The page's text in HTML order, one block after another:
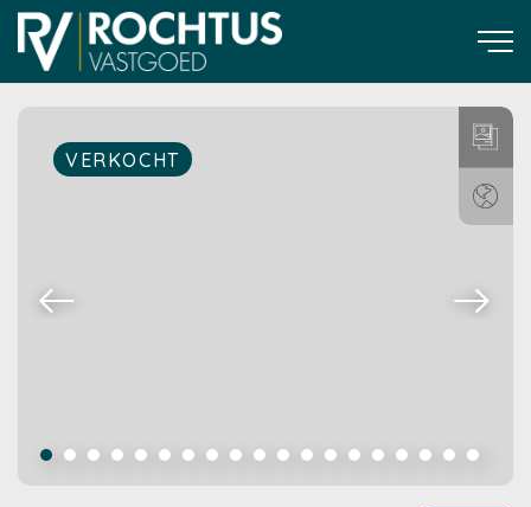
VERKOCHT